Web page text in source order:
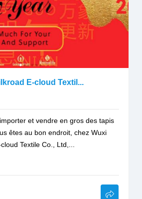
E-cloud Textil...
et vendre en gros des tapis
êtes au bon endroit, chez Wuxi
Textile Co., Ltd,...